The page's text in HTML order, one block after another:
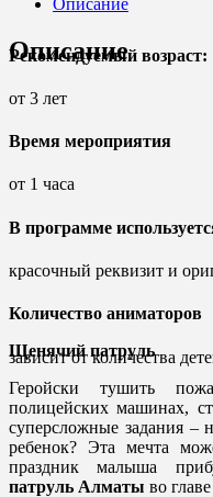
Описание
Описание
Рекомендуемый возраст:
от 3 лет
Время мероприятия
от 1 часа
В программе
красочный реквизит и
Количество аниматоров
зависит от количества
Щенячий патруль
Геройски тушить
полицейских машинах,
суперсложные задания –
ребенок? Эта мечта
праздник малыша
патруль Алматы во